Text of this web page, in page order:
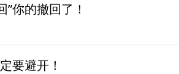
你的撤回了！
要避开！